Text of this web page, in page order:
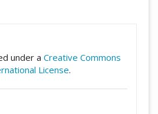
under a Creative Commons
License.